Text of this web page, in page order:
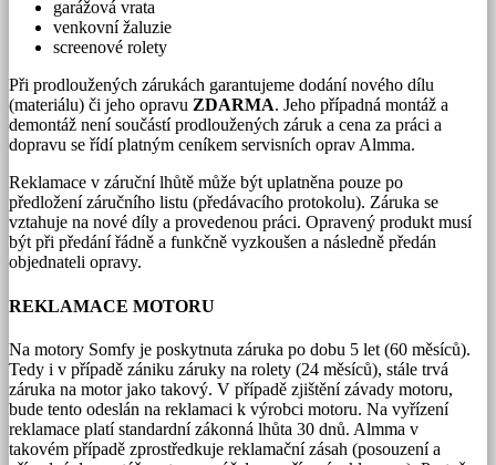
garážová vrata
venkovní žaluzie
screenové rolety
Při prodloužených zárukách garantujeme dodání nového dílu
(materiálu) či jeho opravu ZDARMA. Jeho případná montáž a
demontáž není součástí prodloužených záruk a cena za práci a
dopravu se řídí platným ceníkem servisních oprav Almma.
Reklamace v záruční lhůtě může být uplatněna pouze po
předložení záručního listu (předávacího protokolu). Záruka se
vztahuje na nové díly a provedenou práci. Opravený produkt musí
být při předání řádně a funkčně vyzkoušen a následně předán
objednateli opravy.
REKLAMACE MOTORU
Na motory Somfy je poskytnuta záruka po dobu 5 let (60 měsíců).
Tedy i v případě zániku záruky na rolety (24 měsíců), stále trvá
záruka na motor jako takový. V případě zjištění závady motoru,
bude tento odeslán na reklamaci k výrobci motoru. Na vyřízení
reklamace platí standardní zákonná lhůta 30 dnů. Almma v
takovém případě zprostředkuje reklamační zásah (posouzení a